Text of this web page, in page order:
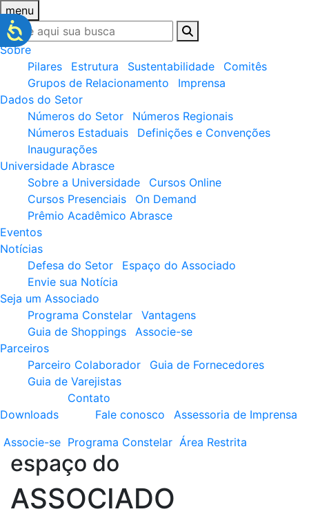
menu
Sobre
Pilares
Estrutura Sustentabilidade
Comitês
Grupos de Relacionamento
Imprensa
Dados do Setor
Números do Setor
Números Regionais
Números Estaduais
Definições e Convenções
Inaugurações
Universidade Abrasce
Sobre a Universidade
Cursos Online
Cursos Presenciais
On Demand
Prêmio Acadêmico Abrasce
Eventos
Notícias
Defesa do Setor
Espaço do Associado
Envie sua Notícia
Seja um Associado
Programa Constelar
Vantagens
Guia de Shoppings
Associe-se
Parceiros
Parceiro Colaborador
Guia de Fornecedores
Guia de Varejistas
Downloads
Contato
Fale conosco
Assessoria de Imprensa
Associe-se Programa Constelar Área Restrita
espaço do
ASSOCIADO